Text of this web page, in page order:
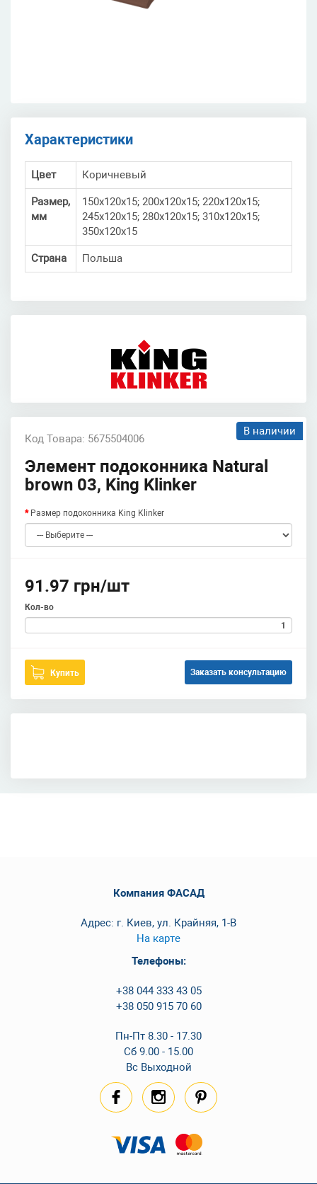
Характеристики
Цвет Коричневый
Размер,
мм
150x120x15; 200x120x15; 220x120x15;
245x120x15; 280x120x15; 310x120x15;
350x120x15
Страна Польша
Код Товара: 5675504006
В наличии
Элемент подоконника Natural
brown 03, King Klinker
Размер подоконника King Klinker
91.97 грн/шт
Кол-во
Купить Заказать консультацию
Компания ФАСАД
Адрес: г. Киев, ул. Крайняя, 1-В
На карте
Телефоны:
+38 044 333 43 05
+38 050 915 70 60
Пн-Пт 8.30 - 17.30
Сб 9.00 - 15.00
Вс Выходной